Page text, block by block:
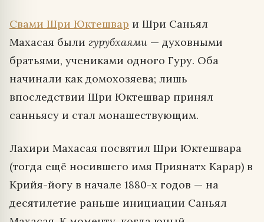
Свами Шри Юктешвар и Шри Саньял
Махасая были гурубхаями — духовными
братьями, учениками одного Гуру. Оба
начинали как домохозяева; лишь
впоследствии Шри Юктешвар принял
санньясу и стал монашествующим.
Лахири Махасая посвятил Шри Юктешвара
(тогда ещё носившего имя Приянатх Карар) в
Крийя-йогу в начале 1880-х годов — на
десятилетие раньше инициации Саньял